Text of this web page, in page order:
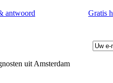
antwoord Gratis
uit Amsterdam